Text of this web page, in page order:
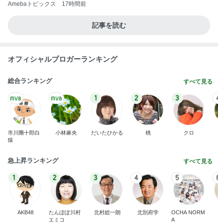
Amebaトピックス 17時間前
記事を読む
オフィシャルブロガーランキング
総合ランキング すべて見る
市川團十郎白
猿
小林麻央
1
だいたひかる
2
桃
3
クロ
急上昇ランキング すべて見る
1
AKB48
2
たんぽぽ川村
エミコ
3
北村総一朗
4
北別府学
5
OCHA NORM
A